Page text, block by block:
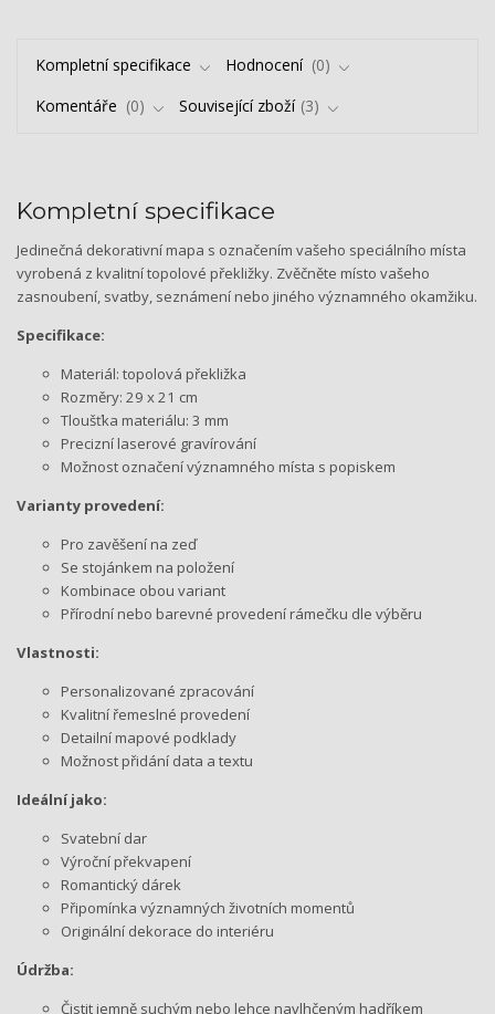
Kompletní specifikace Hodnocení
0
Komentáře
0 Související zboží 3
Kompletní specifikace
Jedinečná dekorativní mapa s označením vašeho speciálního místa
vyrobená z kvalitní topolové překližky. Zvěčněte místo vašeho
zasnoubení, svatby, seznámení nebo jiného významného okamžiku.
Specifikace:
Materiál: topolová překližka
Rozměry: 29 x 21 cm
Tloušťka materiálu: 3 mm
Precizní laserové gravírování
Možnost označení významného místa s popiskem
Varianty provedení:
Pro zavěšení na zeď
Se stojánkem na položení
Kombinace obou variant
Přírodní nebo barevné provedení rámečku dle výběru
Vlastnosti:
Personalizované zpracování
Kvalitní řemeslné provedení
Detailní mapové podklady
Možnost přidání data a textu
Ideální jako:
Svatební dar
Výroční překvapení
Romantický dárek
Připomínka významných životních momentů
Originální dekorace do interiéru
Údržba:
Čistit jemně suchým nebo lehce navlhčeným hadříkem